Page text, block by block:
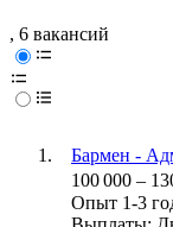
, 6 вакансий
Бармен -
100 000 –
Опыт 1-3